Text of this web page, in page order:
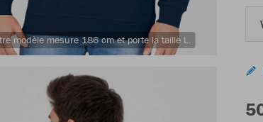
modèle mesure 186 cm et porte la taille L.